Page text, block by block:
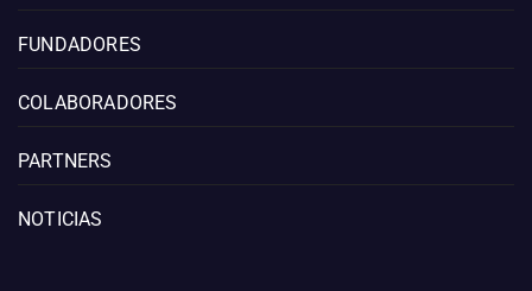
FUNDADORES
COLABORADORES
PARTNERS
NOTICIAS